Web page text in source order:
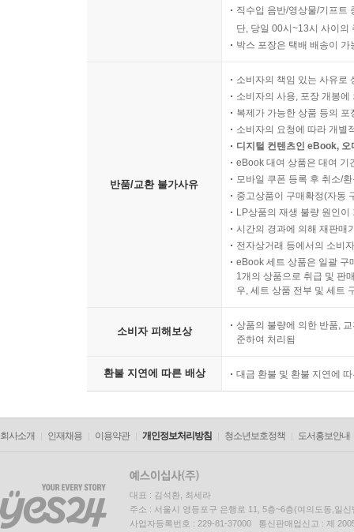
직수입 음반/영상물/기프트
단, 당일 00시~13시 사이의
박스 포장은 택배 배송이
반품/교환 불가사유
소비자의 책임 있는 사유로
소비자의 사용, 포장 개봉
복제가 가능한 상품 등의
소비자의 요청에 따라 개별
디지털 컨텐츠인 eBook,
eBook 대여 상품은 대여 기
모바일 쿠폰 등록 후 취소/
중고상품이 구매확정(자동
LP상품의 재생 불량 원인
시간의 경과에 의해 재판매
전자상거래 등에서의 소비
eBook 세트 상품은 일괄 구
1개의 상품으로 취급 및 판
우, 세트 상품 전부 및 세트
소비자 피해보상
상품의 불량에 의한 반품,
준하여 처리됨
환불 지연에 따른 배상 대금 환불 및 환불 지연에
회사소개 인재채용 이용약관 개인정보처리방침 청소년보호정책 도서홍보안내
대표 : 김석환, 최세라
주소 : 서울시 영등포구 은행로 11, 5층~6층(여의도동,일신
사업자등록번호 : 229-81-37000 통신판매업신고 : 제